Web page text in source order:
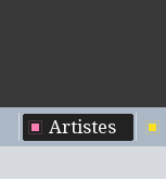
Artistes